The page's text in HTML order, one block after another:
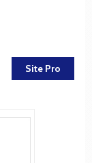
Site Pro